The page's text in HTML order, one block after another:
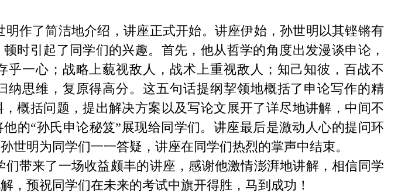
作了简洁地介绍，讲座正式开始。讲座伊始，孙世明以其铿锵有
时引起了同学们的兴趣。首先，他从哲学的角度出发漫谈申论，
乎一心；战略上藐视敌人，战术上重视敌人；知己知彼，百战不
纳思维，复原得高分。这五句话提纲挈领地概括了申论写作的精
概括问题，提出解决方案以及写论文展开了详尽地讲解，中间不
的“孙氏申论秘笈”展现给同学们。讲座最后是激动人心的提问环
世明为同学们一一答疑，讲座在同学们热烈的掌声中结束。
带来了一场收益颇丰的讲座，感谢他激情澎湃地讲解，相信同学
，预祝同学们在未来的考试中旗开得胜，马到成功！